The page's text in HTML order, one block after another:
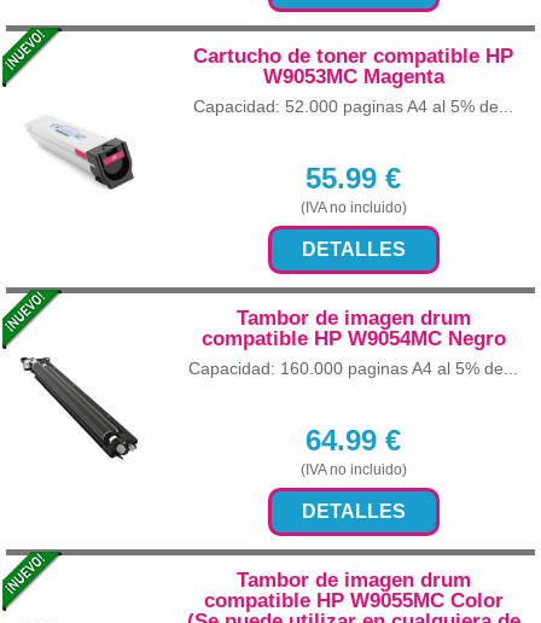
Cartucho de toner compatible HP
W9053MC Magenta
Capacidad: 52.000 paginas A4 al 5% de...
55.99 €
(IVA no incluido)
DETALLES
Tambor de imagen drum
compatible HP W9054MC Negro
Capacidad: 160.000 paginas A4 al 5% de...
64.99 €
(IVA no incluido)
DETALLES
Tambor de imagen drum
compatible HP W9055MC Color